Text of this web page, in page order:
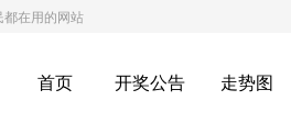
在用的网站
首页 开奖公告 走势图